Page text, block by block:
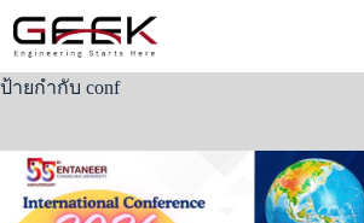
content
ป้ายกำกับ conf